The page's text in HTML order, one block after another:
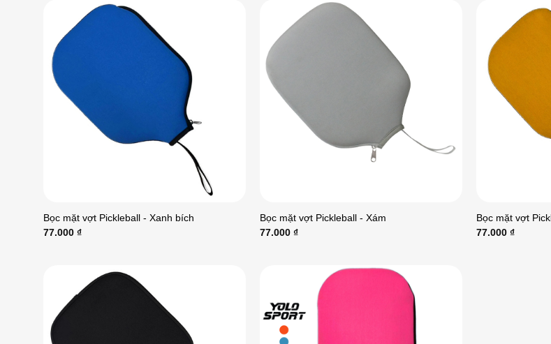
Bọc mặt vợt Pickleball - Xanh bích
77.000 ₫
Bọc mặt vợt Pickleball - Xám
77.000 ₫
Bọc mặt vợt
77.000 ₫